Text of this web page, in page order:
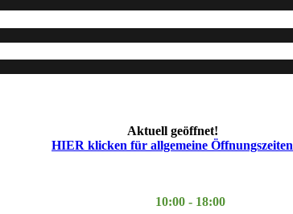
Aktuell geöffnet!
HIER klicken für allgemeine Öffnungszeiten
10:00 - 18:00